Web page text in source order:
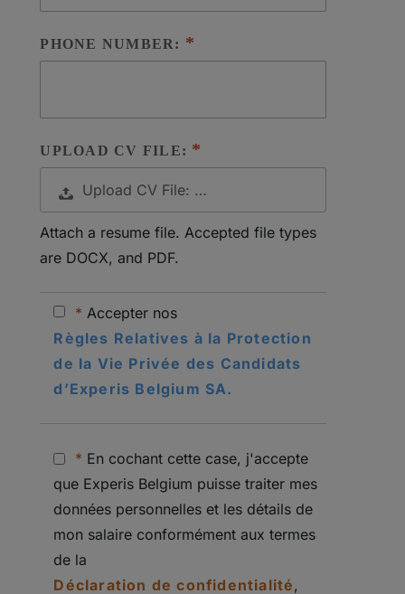
PHONE NUMBER:
UPLOAD CV FILE:
Upload CV File: …
Attach a resume file. Accepted file types
are DOCX, and PDF.
* Accepter nos
Règles Relatives à la Protection
de la Vie Privée des Candidats
d’Experis Belgium SA.
* En cochant cette case, j'accepte
que Experis Belgium puisse traiter mes
données personnelles et les détails de
mon salaire conformément aux termes
de la
Déclaration de confidentialité,